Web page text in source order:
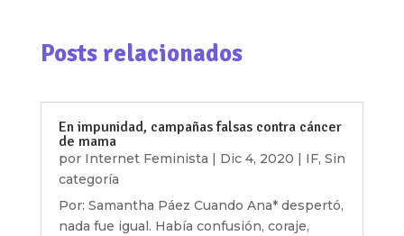
Posts relacionados
En impunidad, campañas falsas contra cáncer
de mama
por Internet Feminista Dic 4, 2020 IF, Sin
categoría
Por: Samantha Páez Cuando Ana* despertó,
nada fue igual. Había confusión, coraje,